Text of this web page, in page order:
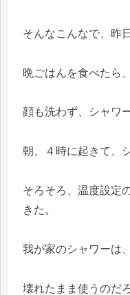
そんなこんなで、昨
晩ごはんを食べたら、
顔も洗わず、シャワ
朝、４時に起きて、
そろそろ、温度設定
きた。
我が家のシャワーは
壊れたまま使うのだ